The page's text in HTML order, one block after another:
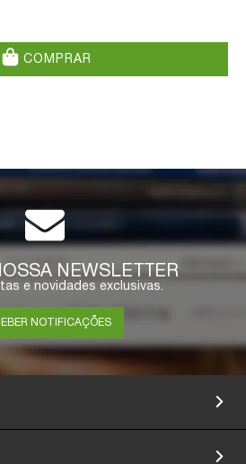
COMPRAR
NEWSLETTER
e novidades exclusivas.
NOTIFICAÇÕES